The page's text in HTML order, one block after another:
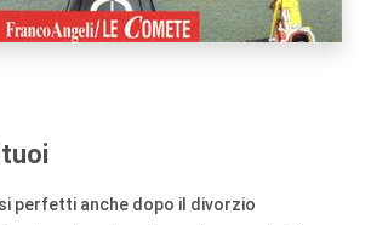
perfetti anche dopo il divorzio